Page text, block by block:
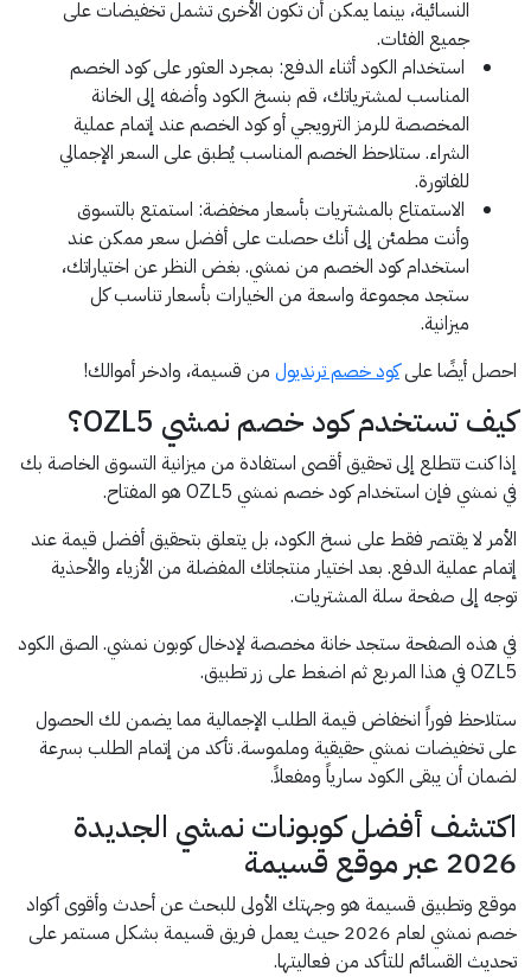
النسائية، بينما يمكن أن تكون الأخرى تشمل تخفيضات على
جميع الفئات.
استخدام الكود أثناء الدفع: بمجرد العثور على كود الخصم
المناسب لمشترياتك، قم بنسخ الكود وأضفه إلى الخانة
المخصصة للرمز الترويجي أو كود الخصم عند إتمام عملية
الشراء. ستلاحظ الخصم المناسب يُطبق على السعر الإجمالي
للفاتورة.
الاستمتاع بالمشتريات بأسعار مخفضة: استمتع بالتسوق
وأنت مطمئن إلى أنك حصلت على أفضل سعر ممكن عند
استخدام كود الخصم من نمشي. بغض النظر عن اختياراتك،
ستجد مجموعة واسعة من الخيارات بأسعار تناسب كل
ميزانية.
احصل أيضًا علىكود خصم ترنديول من قسيمة، وادخر أموالك!
كيف تستخدم كود خصم نمشي OZL5؟
إذا كنت تتطلع إلى تحقيق أقصى استفادة من ميزانية التسوق الخاصة بك
في نمشي فإن استخدام كود خصم نمشي OZL5 هو المفتاح.
الأمر لا يقتصر فقط على نسخ الكود، بل يتعلق بتحقيق أفضل قيمة عند
إتمام عملية الدفع. بعد اختيار منتجاتك المفضلة من الأزياء والأحذية
توجه إلى صفحة سلة المشتريات.
في هذه الصفحة ستجد خانة مخصصة لإدخال كوبون نمشي. الصق الكود
OZL5 في هذا المربع ثم اضغط على زر تطبيق.
ستلاحظ فوراً انخفاض قيمة الطلب الإجمالية مما يضمن لك الحصول
على تخفيضات نمشي حقيقية وملموسة. تأكد من إتمام الطلب بسرعة
لضمان أن يبقى الكود سارياً ومفعلاً.
اكتشف أفضل كوبونات نمشي الجديدة
2026 عبر موقع قسيمة
موقع وتطبيق قسيمة هو وجهتك الأولى للبحث عن أحدث وأقوى أكواد
خصم نمشي لعام 2026 حيث يعمل فريق قسيمة بشكل مستمر على
تحديث القسائم للتأكد من فعاليتها.